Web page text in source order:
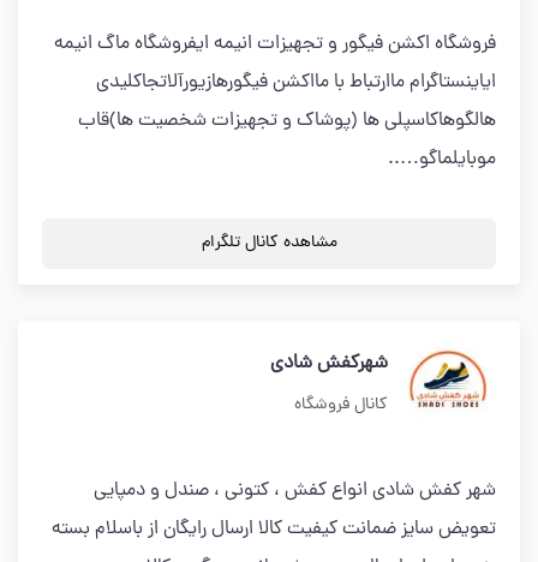
فروشگاه اکشن فیگور و تجهیزات انیمه ایفروشگاه ماگ انیمه
ایاینستاگرام ماارتباط با مااکشن فیگورهازیورآلاتجاکلیدی
هالگوهاکاسپلی ها (پوشاک و تجهیزات شخصیت ها)قاب
موبایلماگو…..
مشاهده کانال تلگرام
شهرکفش شادی
کانال فروشگاه
شهر کفش شادی انواع کفش ، کتونی ، صندل و دمپایی
تعویض سایز ضمانت کیفیت کالا ارسال رایگان از باسلام بسته